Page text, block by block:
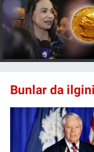
Bunlar da